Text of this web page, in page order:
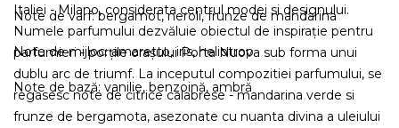
Italiei - Milano, considerata centrul modei si designului.
Numele parfumului dezvăluie obiectul de inspirație pentru
parfumieri - porțile orașului Porta Nuova sub forma unui
dublu arc de triumf. La inceputul compozitiei parfumului, se
regasesc note de citrice calabrese - mandarina verde si
frunze de bergamota, asezonate cu nuanta divina a uleiului
Note de varf: bergamot, neroli, frunze de mandarina
Note de mijloc: amaretto, iris, heliotrop
Note de bază: vanilie, benzoină, ambră